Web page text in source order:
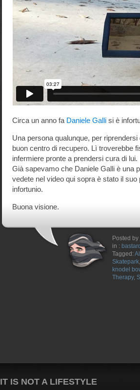
Circa un anno fa Daniele Galli si è
Una persona qualunque, per
buon centro di recupero. Lì troverebbe
infermiere pronte a prendersi cura di lui.
Già sapevamo che Daniele Galli è una
vedete nel video qui sopra è stato il
infortunio.
Buona visione.
Posted
in : bastard
Tagged:
Skatepark,
knodel
Therapy,
IT IS NOT A LIFESTYLE